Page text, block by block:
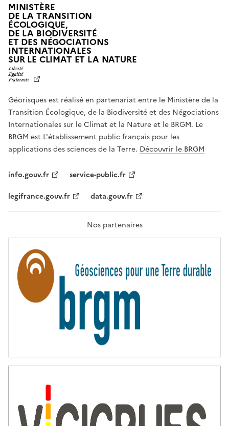
MINISTÈRE
DE LA TRANSITION
ÉCOLOGIQUE,
DE LA BIODIVERSITÉ
ET DES NÉGOCIATIONS
INTERNATIONALES
SUR LE CLIMAT ET LA NATUREL
T
É
,
É
G
A
L
F
A
T
R
T
É
Géorisques est réalisé en partenariat entre le Ministère de la
Transition Écologique, de la Biodiversité et des Négociations
Internationales sur le Climat et la Nature et le BRGM. Le
BRGM est L'établissement public français pour les
applications des sciences de la Terre. Découvrir le BRGM
info.gouv.fr
service-public.fr
legifrance.gouv.fr
data.gouv.fr
Nos partenaires